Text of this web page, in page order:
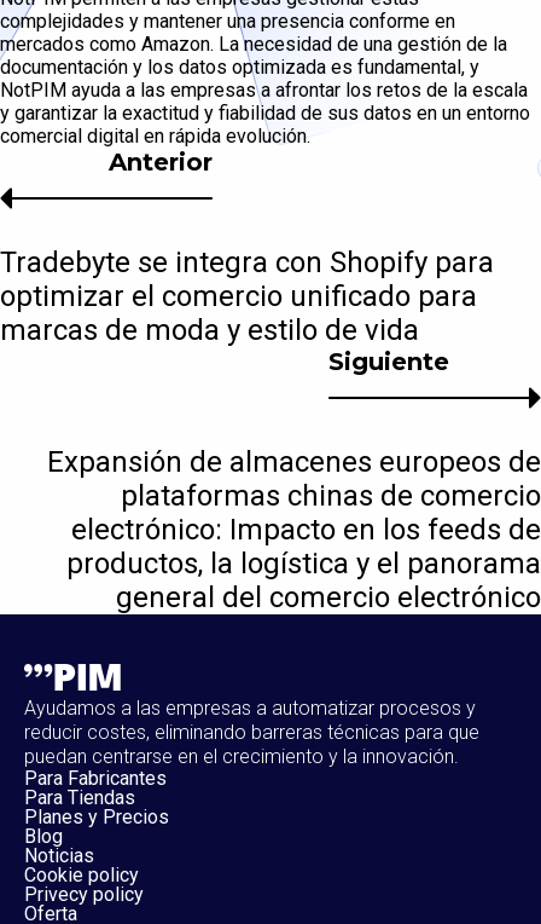
complejidades y mantener una presencia conforme en
mercados como Amazon. La necesidad de una gestión de la
documentación y los datos optimizada es fundamental, y
NotPIM ayuda a las empresas a afrontar los retos de la escala
y garantizar la exactitud y fiabilidad de sus datos en un entorno
comercial digital en rápida evolución.
Siguiente
Expansión de almacenes europeos de
plataformas chinas de comercio
electrónico: Impacto en los feeds de
productos, la logística y el panorama
general del comercio electrónico
Anterior
Tradebyte se integra con Shopify para
optimizar el comercio unificado para
marcas de moda y estilo de vida
Ayudamos a las empresas a automatizar procesos y
reducir costes, eliminando barreras técnicas para que
puedan centrarse en el crecimiento y la innovación.
Para Fabricantes
Para Tiendas
Planes y Precios
Blog
Noticias
Cookie policy
Privecy policy
Oferta